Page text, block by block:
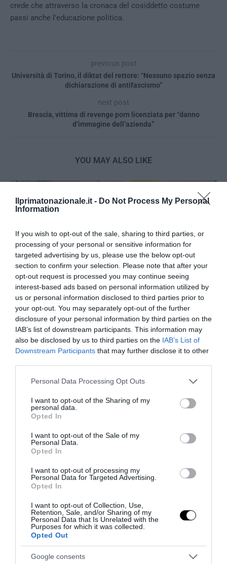
Ilprimatonazionale.it - Do Not Process My Personal
Information
If you wish to opt-out of the sale, sharing to third parties, or
processing of your personal or sensitive information for
targeted advertising by us, please use the below opt-out
section to confirm your selection. Please note that after your
opt-out request is processed you may continue seeing
interest-based ads based on personal information utilized by
us or personal information disclosed to third parties prior to
your opt-out. You may separately opt-out of the further
disclosure of your personal information by third parties on the
IAB’s list of downstream participants. This information may
also be disclosed by us to third parties on the IAB’s List of
Downstream Participants that may further disclose it to other
Please note that this website/app uses one or more Google
not limited to your visit or usage behaviour. You may click to
grant or deny consent to Google and its third-party tags to
use your data for below specified purposes in below Google
consent section.
Personal Data Processing Opt Outs
I want to opt-out of the Sharing of my
personal data.
Opted In
I want to opt-out of the Sale of my
Personal Data.
Opted In
I want to opt-out of processing my
Personal Data for Targeted Advertising.
Opted In
I want to opt-out of Collection, Use,
Retention, Sale, and/or Sharing of my
Personal Data that Is Unrelated with the
Purposes for which it was collected.
Opted Out
Google consents
crede che attraverso la cronaca del cosiddetto costume
passi anche l'educazione politica.
previous post
Università di Torino, il diktat del rettore: “Nessuno spazio senza
dichiarazione di antifascismo”
next post
Brescia, vittima di revenge porn licenziata per “danno
d’immagine dell’azienda”
YOU MAY ALSO LIKE
Spin Time, l’antifascismo commensale della Roma
«open to the future»
7 Agosto 2026
Tekne agli americani: il Golden Power è l’ultima trincea
di uno Stato senza politica...
7 Agosto 2026